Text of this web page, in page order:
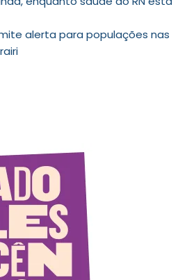
alerta para populações nas